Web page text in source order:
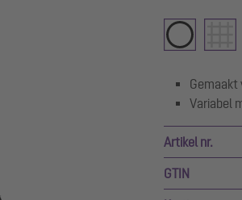
Gemaakt
Variabel
Artikel nr.
GTIN